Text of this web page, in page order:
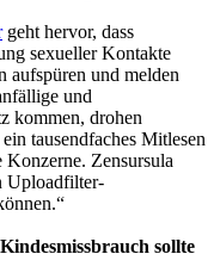
geht hervor, dass
sexueller Kontakte
aufspüren und melden
und
kommen, drohen
tausendfaches Mitlesen
Zensursula
Uploadfilter-
sollte